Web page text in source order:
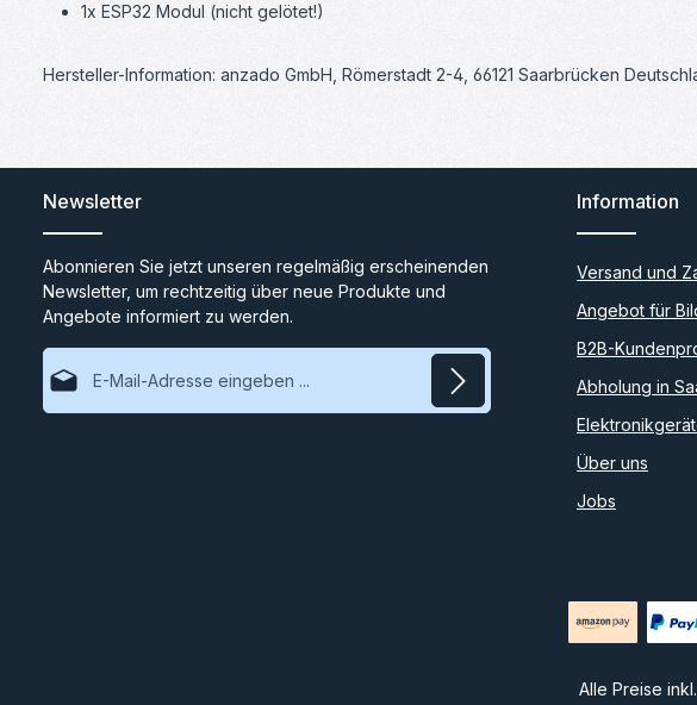
1x ESP32 Modul (nicht gelötet!)
Hersteller-Information: anzado GmbH, Römerstadt 2-4, 66121 Saarbrücken
Newsletter
Abonnieren Sie jetzt unseren regelmäßig erscheinenden
Newsletter, um rechtzeitig über neue Produkte und
Angebote informiert zu werden.
E-Mail-Adresse*
Information
Versand und
Angebot für
B2B-
Abholung in
Über uns
Jobs
Alle Preise